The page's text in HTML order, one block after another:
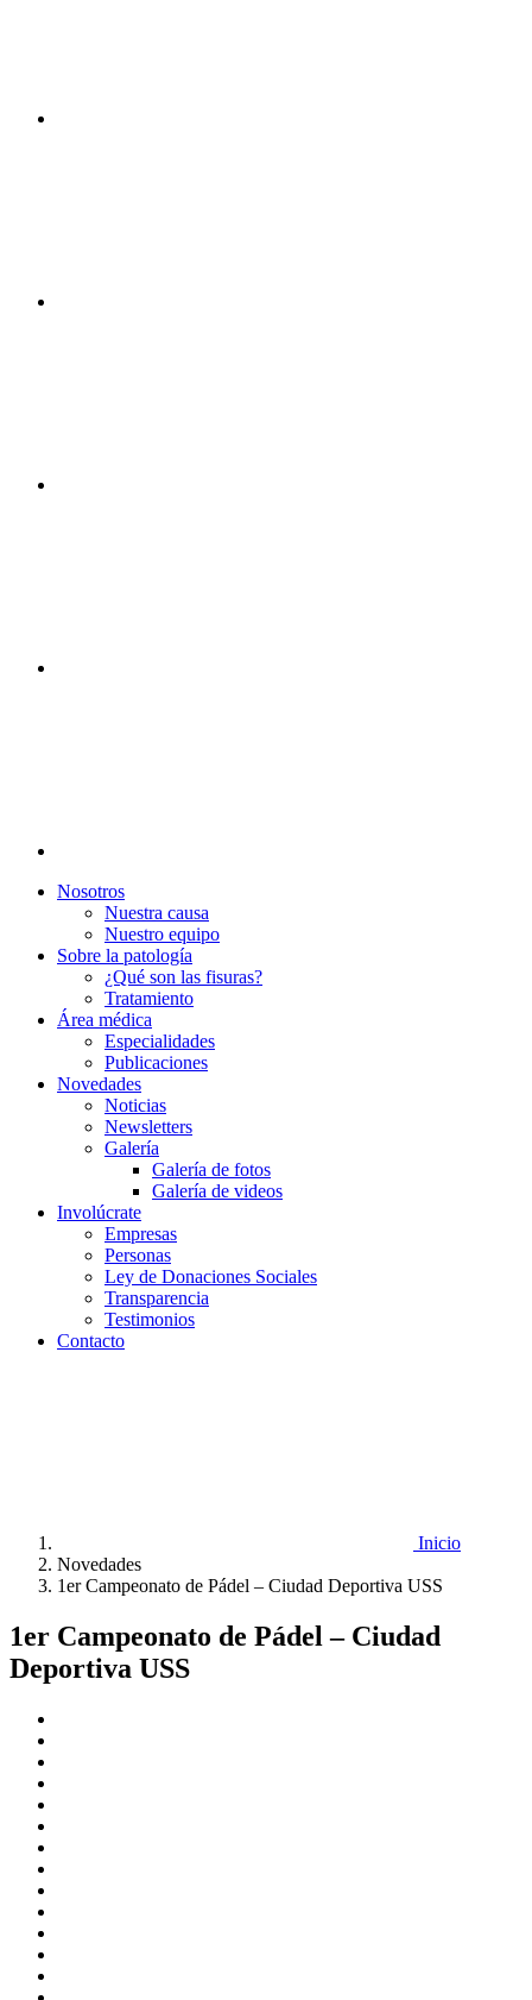
Nosotros
Nuestra causa
Nuestro equipo
Sobre la patología
¿Qué son las fisuras?
Tratamiento
Área médica
Especialidades
Publicaciones
Novedades
Noticias
Newsletters
Galería
Galería de fotos
Galería de videos
Involúcrate
Empresas
Personas
Ley de Donaciones Sociales
Transparencia
Testimonios
Contacto
Inicio
Novedades
1er Campeonato de Pádel – Ciudad Deportiva USS
1er Campeonato de Pádel – Ciudad
Deportiva USS